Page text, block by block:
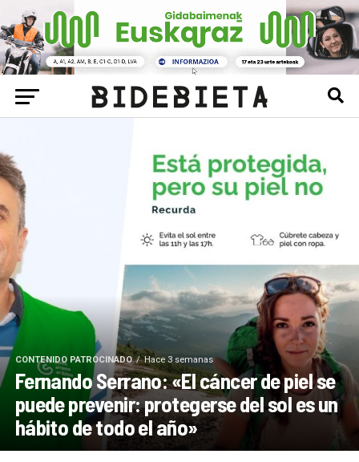
CONTENIDO PATROCINADO Hace 3 semanas
Fernando Serrano: «El cáncer de piel se
puede prevenir: protegerse del sol es un
hábito de todo el año»